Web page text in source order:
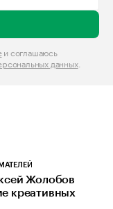
и соглашаюсь
данных.
Жолобов
креативных